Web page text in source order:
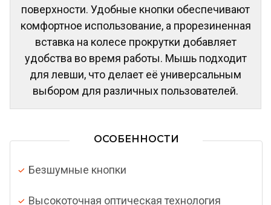
поверхности. Удобные кнопки обеспечивают
комфортное использование, а прорезиненная
вставка на колесе прокрутки добавляет
удобства во время работы. Мышь подходит
для левши, что делает её универсальным
выбором для различных пользователей.
ОСОБЕННОСТИ
Безшумные кнопки
Высокоточная оптическая технология